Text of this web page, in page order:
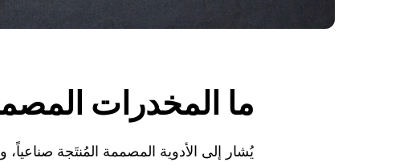
ما المخدرات
يُشار إلى الأدوية المصممة المُنتَجة صناعياً،